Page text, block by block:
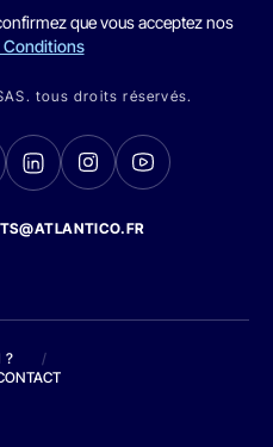
que vous acceptez nos
tous droits réservés.
?
/